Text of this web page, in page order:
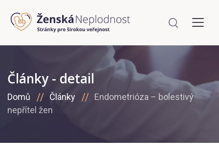
Články - detail
Domů Články
Endometrióza – bolestivý
nepřítel žen